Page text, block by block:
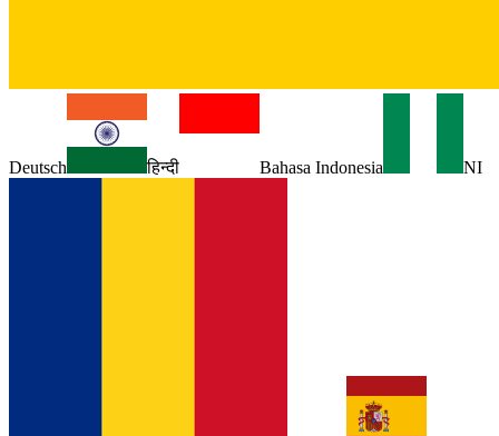
Deutsch हिन्दी Bahasa Indonesia NI